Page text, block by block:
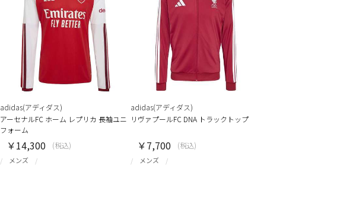
adidas(アディダス)
アーセナルFC ホーム レプリカ 長袖ユニ
フォーム
メンズ
￥14,300 (税込)
adidas(アディダス)
リヴァプールFC DNA トラックトップ
メンズ
￥7,700 (税込)